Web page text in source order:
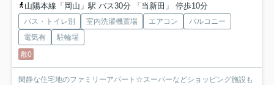
山陽本線「岡山」駅 バス30分 「当新田」 停歩10分
バス・トイレ別 室内洗濯機置場 エアコン
バルコニー
電気有
駐輪場
敷0
閑静な住宅地のファミリーアパート☆スーパーなどショッピング施設も